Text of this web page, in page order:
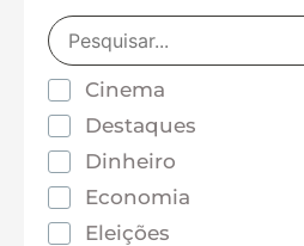
Cinema
Destaques
Dinheiro
Economia
Eleições